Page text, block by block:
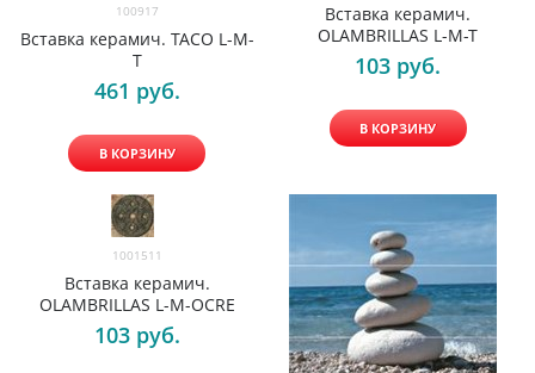
100917
Вставка керамич. TACO L-M-
T
461 руб.
В КОРЗИНУ
Вставка керамич.
OLAMBRILLAS L-M-T
103 руб.
В КОРЗИНУ
1001511
Вставка керамич.
OLAMBRILLAS L-M-OCRE
103 руб.